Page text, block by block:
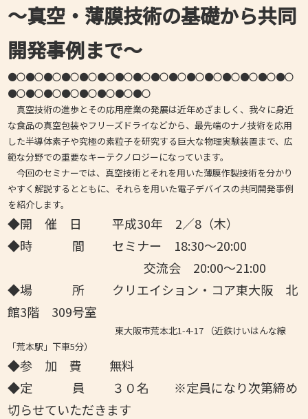
～真空・薄膜技術の基礎から共同
開発事例まで～
●○●○●○●○●○●○●○●○●○●○●○●○●○●○●○●○
●○●○●○●○●○●○●○●○
真空技術の進歩とその応用産業の発展は近年めざましく、我々に身近
な食品の真空包装やフリーズドライなどから、最先端のナノ技術を応用
した半導体素子や究極の素粒子を研究する巨大な物理実験装置まで、広
範な分野での重要なキーテクノロジーになっています。
今回のセミナーでは、真空技術とそれを用いた薄膜作製技術を分かり
やすく解説するとともに、それらを用いた電子デバイスの共同開発事例
を紹介します。
◆開 催 日 平成30年 2／8（木）
◆時 間 セミナー 18:30～20:00
交流会 20:00～21:00
◆場 所 クリエイション・コア東大阪 北
館3階 309号室
東大阪市荒本北1-4-17 （近鉄けいはんな線
「荒本駅」下車5分）
◆参 加 費 無料
◆定 員 ３０名 ※定員になり次第締め
切らせていただきます